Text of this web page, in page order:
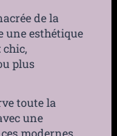
de la
une esthétique
chic,
plus
toute la
une
modernes.